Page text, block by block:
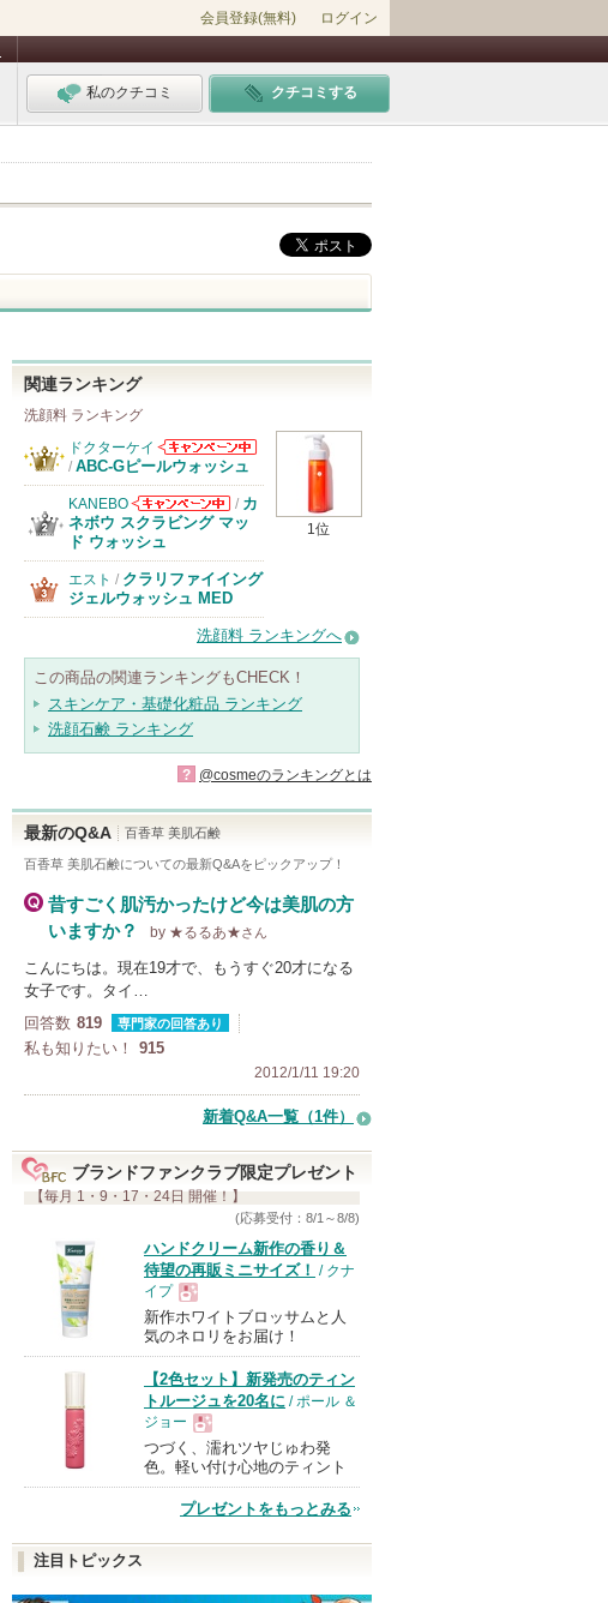
会員登録(無料) ログイン
私のクチコミ クチコミする
関連ランキング
洗顔料 ランキング
1位
ドクターケイ
ドクターケイか
らのお知らせが
あります
/ ABC-Gピールウォッシュ
KANEBO
KANEBOから
のお知らせがあ
/ カ
ネボウ スクラビング マッ
ド ウォッシュ
エスト / クラリファイイング
ジェルウォッシュ MED
洗顔料 ランキングへ
この商品の関連ランキングもCHECK！
スキンケア・基礎化粧品 ランキング
洗顔石鹸 ランキング
? @cosmeのランキングとは
最新のQ&A 百香草 美肌石鹸
百香草 美肌石鹸についての最新Q&Aをピックアップ！
昔すごく肌汚かったけど今は美肌の方
いますか？
by ★るるあ★さん
こんにちは。現在19才で、もうすぐ20才になる
女子です。タイ…
回答数 819 専門家の回答あり
私も知りたい！ 915
2012/1/11 19:20
新着Q&A一覧（1件）
ブランドファンクラブ限定プレゼント
【毎月 1・9・17・24日 開催！】
(応募受付：8/1～8/8)
ハンドクリーム新作の香り＆
待望の再販ミニサイズ！ / クナ
イプ
現
品
新作ホワイトブロッサムと人
気のネロリをお届け！
【2色セット】新発売のティン
トルージュを20名に / ポール ＆
ジョー
現
品
つづく、濡れツヤじゅわ発
色。軽い付け心地のティント
プレゼントをもっとみる
注目トピックス